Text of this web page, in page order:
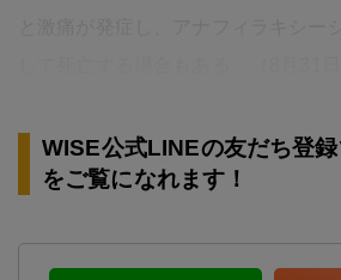
WISE公式LINEの友だち登
をご覧になれます！